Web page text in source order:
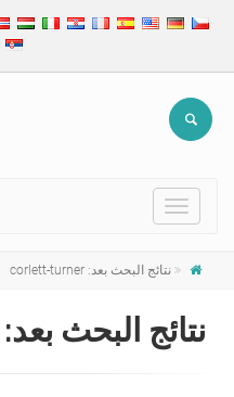
Toggle
نتائج البحث بعد: corlett-turner
نتائج البحث بعد: corlett-turner